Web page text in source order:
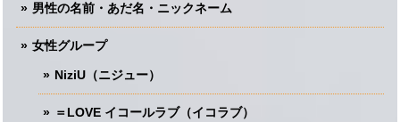
男性の名前・あだ名・ニックネーム
女性グループ
NiziU（ニジュー）
＝LOVE イコールラブ（イコラブ）